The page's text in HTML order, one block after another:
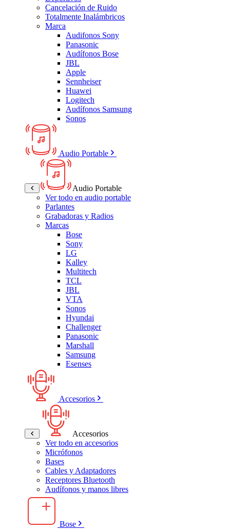
Cancelación de Ruido
Totalmente Inalámbricos
Marca
Audifonos Sony
Panasonic
Audífonos Bose
JBL
Apple
Sennheiser
Huawei
Logitech
Audífonos Samsung
Sonos
Audio Portable
Audio Portable
Ver todo en audio portable
Parlantes
Grabadoras y Radios
Marcas
Bose
Sony
LG
Kalley
Multitech
TCL
JBL
VTA
Sonos
Hyundai
Challenger
Panasonic
Marshall
Samsung
Esenses
Accesorios
Accesorios
Ver todo en accesorios
Micrófonos
Bases
Cables y Adaptadores
Receptores Bluetooth
Audífonos y manos libres
Bose